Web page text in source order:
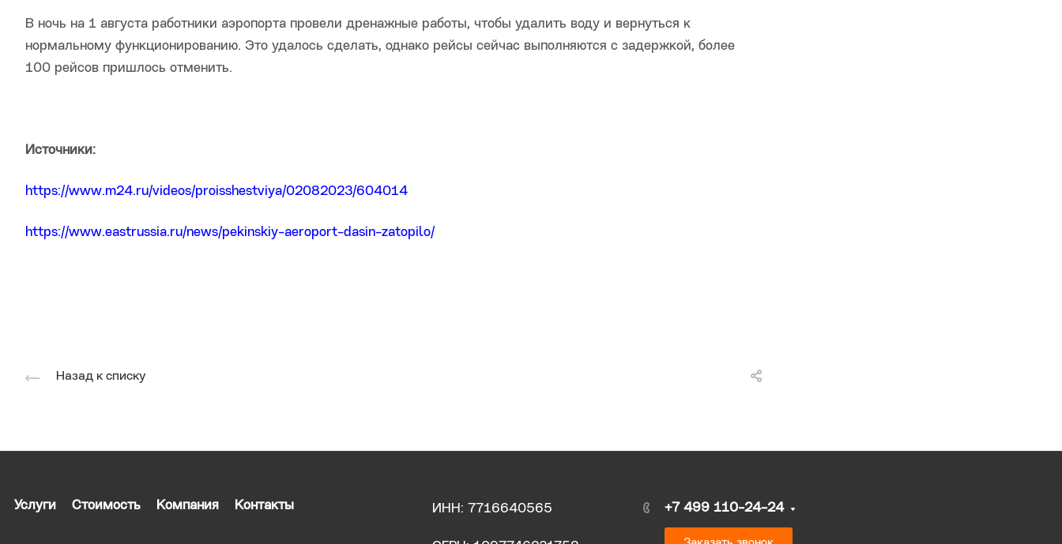
В ночь на 1 августа работники аэропорта провели дренажные работы, чтобы удалить воду и вернуться к
нормальному функционированию. Это удалось сделать, однако рейсы сейчас выполняются с задержкой, более
100 рейсов пришлось отменить.
Источники:
https://www.m24.ru/videos/proisshestviya/02082023/604014
https://www.eastrussia.ru/news/pekinskiy-aeroport-dasin-zatopilo/
Назад к списку
Услуги Стоимость Компания Контакты ИНН: 7716640565 +7 499 110-24-24